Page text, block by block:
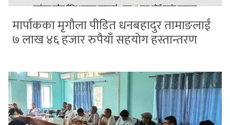
मार्पाकका मृगौला पीडित धनबहादुर तामाङलाई
७ लाख ४६ हजार रुपैयाँ सहयोग हस्तान्तरण